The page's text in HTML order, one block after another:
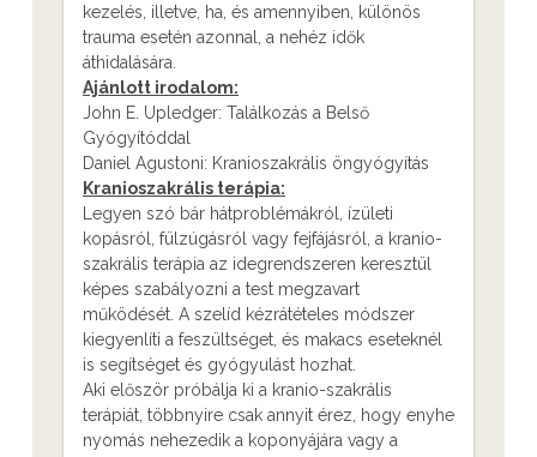
kezelés, illetve, ha, és amennyiben, különös
trauma esetén azonnal, a nehéz idők
áthidalására.
Ajánlott irodalom:
John E. Upledger: Találkozás a Belső
Gyógyítóddal
Daniel Agustoni: Kranioszakrális öngyógyítás
Kranioszakrális terápia:
Legyen szó bár hátproblémákról, ízületi
kopásról, fülzúgásról vagy fejfájásról, a kranio-
szakrális terápia az idegrendszeren keresztül
képes szabályozni a test megzavart
működését. A szelíd kézrátételes módszer
kiegyenlíti a feszültséget, és makacs eseteknél
is segítséget és gyógyulást hozhat.
Aki először próbálja ki a kranio-szakrális
terápiát, többnyire csak annyit érez, hogy enyhe
nyomás nehezedik a koponyájára vagy a